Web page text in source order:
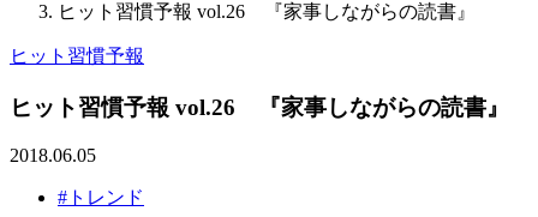
ヒット習慣予報 vol.26 『家事しながらの読書』
ヒット習慣予報
ヒット習慣予報 vol.26 『家事しながらの読書』
2018.06.05
#トレンド